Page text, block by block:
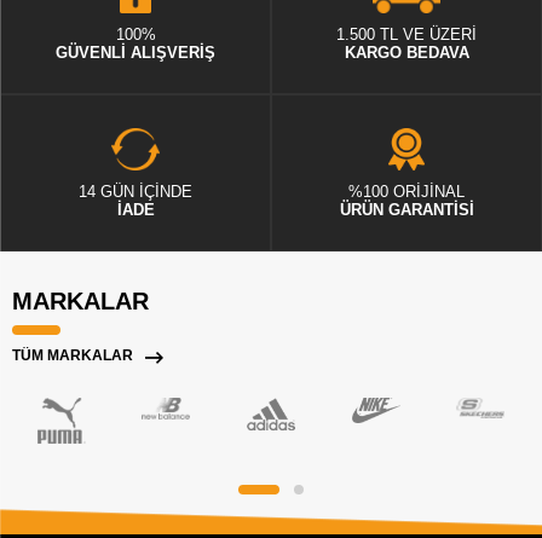
100%
GÜVENLİ ALIŞVERİŞ
1.500 TL VE ÜZERİ
KARGO BEDAVA
14 GÜN İÇİNDE
İADE
%100 ORİJİNAL
ÜRÜN GARANTİSİ
MARKALAR
TÜM MARKALAR